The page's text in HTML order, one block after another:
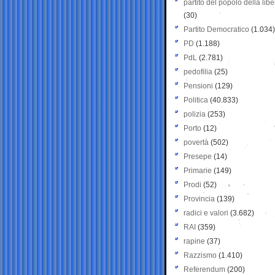
partito del popolo della
(30)
Partito Democratico (1.034)
PD (1.188)
PdL (2.781)
pedofilia (25)
Pensioni (129)
Politica (40.833)
polizia (253)
Porto (12)
povertà (502)
Presepe (14)
Primarie (149)
Prodi (52)
Provincia (139)
radici e valori (3.682)
RAI (359)
rapine (37)
Razzismo (1.410)
Referendum (200)